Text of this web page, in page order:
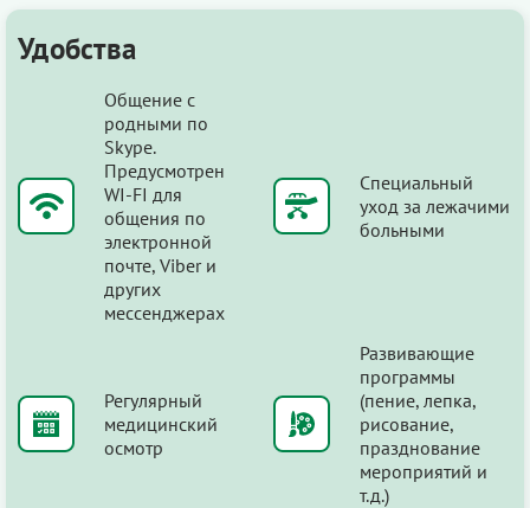
Удобства
Общение с
родными по
Skype.
Предусмотрен
WI-FI для
общения по
электронной
почте, Viber и
других
мессенджерах
Специальный
уход за лежачими
больными
Регулярный
медицинский
осмотр
Развивающие
программы
(пение, лепка,
рисование,
празднование
мероприятий и
т.д.)